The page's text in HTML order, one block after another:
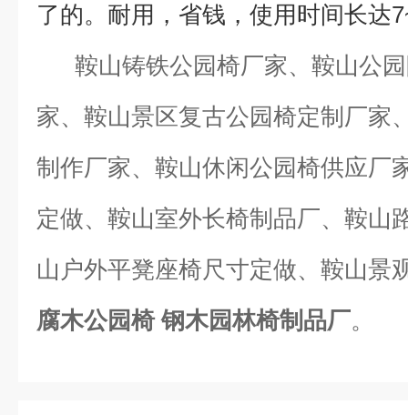
了的。耐用，省钱，使用时间长达
鞍山铸铁公园椅厂家、鞍山公园
家、鞍山景区复古公园椅定制厂家
制作厂家、鞍山休闲公园椅供应厂
定做、鞍山室外长椅制品厂、鞍山
山户外平凳座椅尺寸定做、鞍山景
腐木公园椅 钢木园林椅制品厂。